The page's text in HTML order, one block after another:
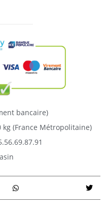
bancaire)
(France Métropolitaine)